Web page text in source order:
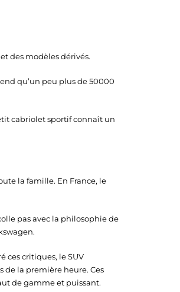
des modèles dérivés.
qu’un peu plus de 50000
cabriolet sportif connaît un
la famille. En France, le
pas avec la philosophie de
ces critiques, le SUV
la première heure. Ces
de gamme et puissant.